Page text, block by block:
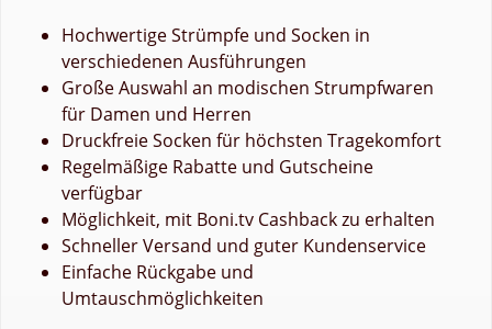
Hochwertige Strümpfe und Socken in
verschiedenen Ausführungen
Große Auswahl an modischen Strumpfwaren
für Damen und Herren
Druckfreie Socken für höchsten Tragekomfort
Regelmäßige Rabatte und Gutscheine
verfügbar
Möglichkeit, mit Boni.tv Cashback zu erhalten
Schneller Versand und guter Kundenservice
Einfache Rückgabe und
Umtauschmöglichkeiten